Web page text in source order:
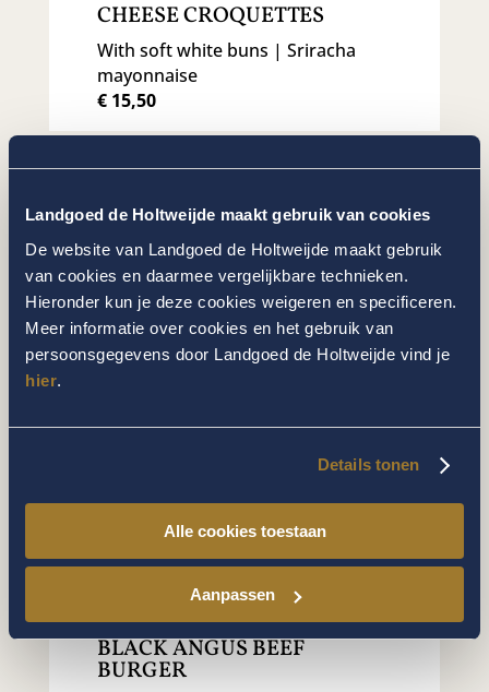
Landgoed de Holtweijde maakt gebruik van cookies
De website van Landgoed de Holtweijde maakt gebruik
van cookies en daarmee vergelijkbare technieken.
Hieronder kun je deze cookies weigeren en specificeren.
Meer informatie over cookies en het gebruik van
persoonsgegevens door Landgoed de Holtweijde vind je
hier.
Details tonen
Alle cookies toestaan
Aanpassen
CHEESE CROQUETTES
With soft white buns | Sriracha
mayonnaise
€ 15,50
DESSERTS
APPLE PIE
Bourbon vanilla ice cream
€ 5,25
|mascarpone |pistachio ice cream
€ 7,00
SPECIAL
BLACK ANGUS BEEF
BURGER